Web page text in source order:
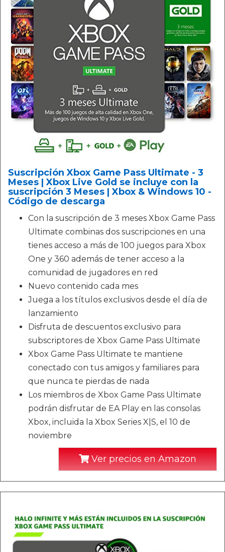
Suscripción Xbox Game Pass Ultimate - 3
Meses | Xbox Live Gold se incluye con la
suscripción 3 Meses | Xbox & Windows 10 -
Código de descarga
Con la suscripción de 3 meses Xbox Game Pass
Ultimate combinas dos suscripciones en una
tienes acceso a más de 100 juegos para Xbox
One y 360 además de tener acceso a la
comunidad de jugadores en red
Nuevo contenido cada mes
Juega a los títulos exclusivos desde el día de
lanzamiento
Disfruta de descuentos exclusivo para
subscriptores de Xbox Game Pass Ultimate
Xbox Game Pass Ultimate te mantiene
conectado con tus amigos y familiares para
que nunca te pierdas de nada
Los miembros de Xbox Game Pass Ultimate
podrán disfrutar de EA Play en las consolas
Xbox, incluida la Xbox Series X|S, el 10 de
noviembre
Ver precios en Amazon